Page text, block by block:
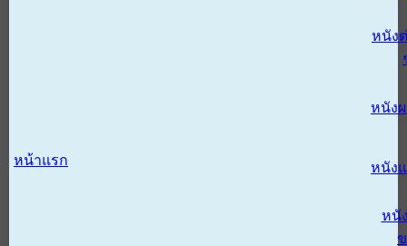
หน้าแรก
หนัง
หนัง
หนัง
หนั